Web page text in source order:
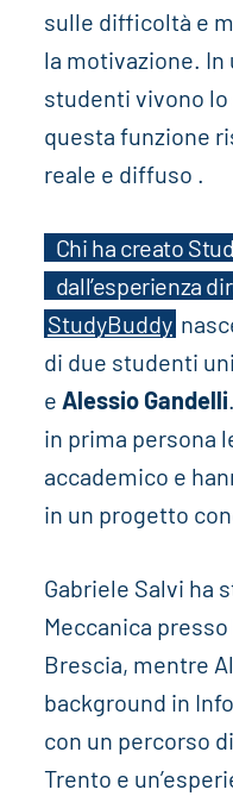
sulle difficoltà e
la motivazione.
studenti vivono
questa funzione
reale e diffuso .
Chi ha creato
dall’esperienza
StudyBuddy
di due studenti
e Alessio Gandelli
in prima persona
accademico e
in un progetto
Gabriele Salvi ha
Meccanica
Brescia, mentre
background in
con un percorso
Trento e